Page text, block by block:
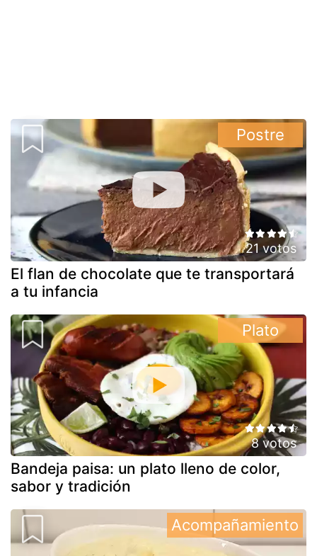
21 votos
El flan de chocolate que te transportará
a tu infancia
Postre
8 votos
Bandeja paisa: un plato lleno de color,
sabor y tradición
Plato
Acompañamiento